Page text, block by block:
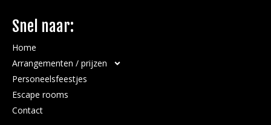
Snel naar:
Home
Arrangementen / prijzen
Personeelsfeestjes
Escape rooms
Contact